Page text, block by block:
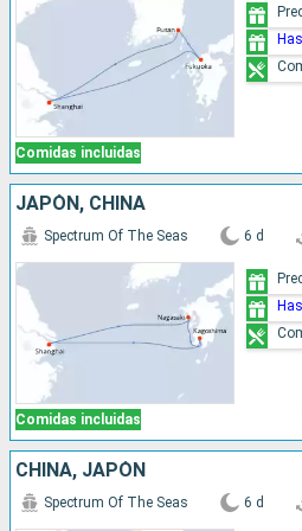
Comidas incluidas
JAPÓN, CHINA
Comidas incluidas
Spectrum Of The Seas 6 d
CHINA, JAPÓN
Spectrum Of The Seas 6 d